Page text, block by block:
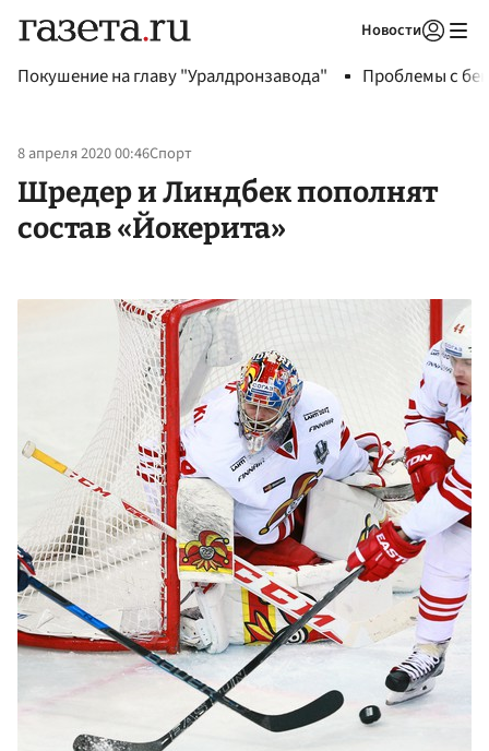
Новости
Покушение на главу "Уралдронзавода" Проблемы с
8 апреля 2020 00:46Спорт
Шредер и Линдбек пополнят
состав «Йокерита»